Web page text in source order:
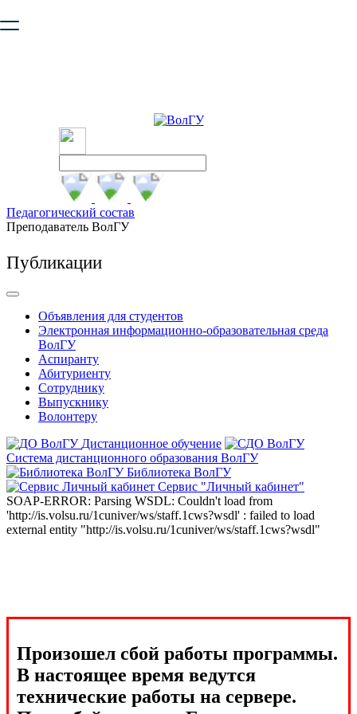
безопасную работу с сайтом. Пожалуйста
Педагогический состав
Преподаватель ВолГУ
Публикации
Объявления для студентов
Электронная информационно-образовательная среда
ВолГУ
Аспиранту
Абитуриенту
Сотруднику
Выпускнику
Волонтеру
Дистанционное обучение
Система дистанционного образования ВолГУ
Библиотека ВолГУ
Сервис "Личный кабинет"
SOAP-ERROR: Parsing WSDL: Couldn't load from
'http://is.volsu.ru/1cuniver/ws/staff.1cws?wsdl' : failed to load
external entity "http://is.volsu.ru/1cuniver/ws/staff.1cws?wsdl"
Произошел сбой работы программы.
В настоящее время ведутся
технические работы на сервере.